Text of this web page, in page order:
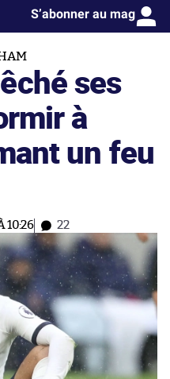
S’abonner au mag
ses
à
un feu
10:26 22